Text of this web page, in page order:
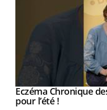
Youtube
Eczéma Chronique
pour l’été !Youtube